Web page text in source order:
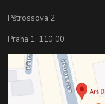
Pštrossova 2
Praha 1, 110 00